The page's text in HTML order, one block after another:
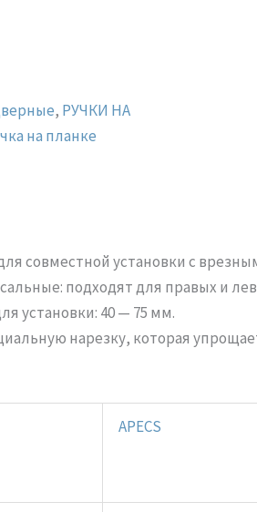
, РУЧКИ НА
на планке
совместной установки с
подходят для правых и
установки: 40 — 75 мм.
нарезку, которая
APECS